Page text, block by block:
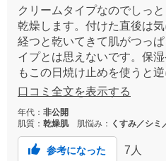
クリームタイプなのでしっ
乾燥します。付けた直後は
経つと乾いてきて肌がつっ
イプとは思えないです。保
もこの日焼け止めを使うと
で個人的には合わないです
の少なさ等、総合的にみて
口コミ全文を表示する
年代： 非公開
肌質： 乾燥肌 肌悩み： くすみ／シミ
参考になった 7人